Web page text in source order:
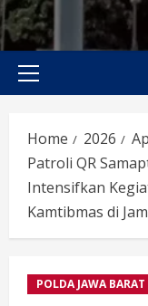
Primary
Home 2026
Patroli QR
Intensifkan
Kamtibmas di
POLDA JAWA BARAT